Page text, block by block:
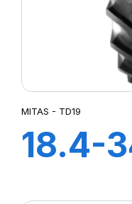
MITAS - TD19
18.4-